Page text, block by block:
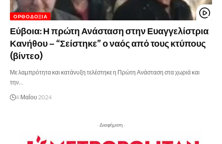
ΟΡΘΟΔΟΞΊΑ
Εύβοια: Η πρώτη Ανάσταση στην Ευαγγελίστρια
Κανήθου – “Σείστηκε” ο ναός από τους κτύπους
(βίντεο)
Με λαμπρότητα και κατάνυξη τελέστηκε η Πρώτη Ανάσταση στα χωριά και
την…
4 Μαΐου 2024
- Διαφήμιση -